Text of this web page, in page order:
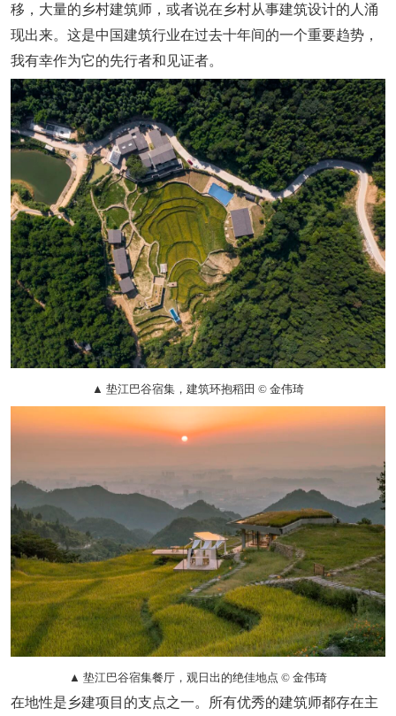
移 ，大量的乡村建筑师，或者说在乡村从事建筑设计的人涌
现出来。这是中国建筑行业在过去十年间的一个重要趋势，
我有幸作为它的先行者和见证者。
▲ 垫江巴谷宿集，建筑环抱稻田 © 金伟琦
▲ 垫江巴谷宿集餐厅，观日出的绝佳地点 © 金伟琦
在地性是乡建项目的支点之一。 所有优秀的建筑师都存在主